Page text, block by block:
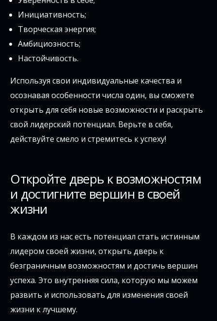
Инициативность;
Творческая энергия;
Амбициозность;
Настойчивость.
Используя свои индивидуальные качества и
осознавая особенности числа один, вы сможете
открыть для себя новые возможности и раскрыть
свой лидерский потенциал. Верьте в себя,
действуйте смело и стремитесь к успеху!
Откройте дверь к возможностям
и достигните вершин в своей
жизни
В каждом из нас есть потенциал стать истинным
лидером своей жизни, открыть дверь к
безграничным возможностям и достичь вершин
успеха. Это внутренняя сила, которую мы можем
развить и использовать для изменения своей
жизни к лучшему.